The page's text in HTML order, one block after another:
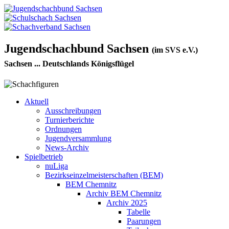
Jugendschachbund Sachsen (im SVS e.V.)
Sachsen ... Deutschlands Königsflügel
Aktuell
Ausschreibungen
Turnierberichte
Ordnungen
Jugendversammlung
News-Archiv
Spielbetrieb
nuLiga
Bezirkseinzelmeisterschaften (BEM)
BEM Chemnitz
Archiv BEM Chemnitz
Archiv 2025
Tabelle
Paarungen